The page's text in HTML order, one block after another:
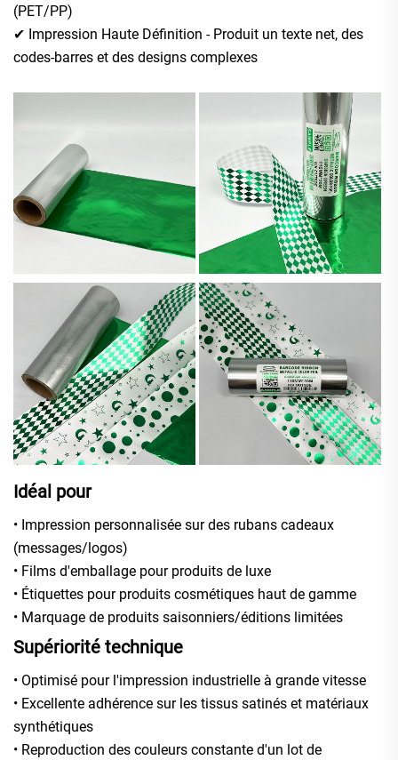
(PET/PP)
✔ Impression Haute Définition - Produit un texte net, des
codes-barres et des designs complexes
Idéal pour
• Impression personnalisée sur des rubans cadeaux
(messages/logos)
• Films d'emballage pour produits de luxe
• Étiquettes pour produits cosmétiques haut de gamme
• Marquage de produits saisonniers/éditions limitées
Supériorité technique
• Optimisé pour l'impression industrielle à grande vitesse
• Excellente adhérence sur les tissus satinés et matériaux
synthétiques
• Reproduction des couleurs constante d'un lot de